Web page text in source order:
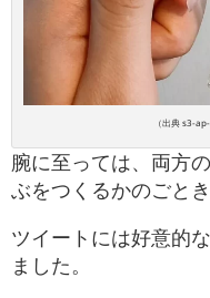
（出典 s3-
腕に至っては、両方
ぶをつくるかのごとき
ツイートには好意的
ました。